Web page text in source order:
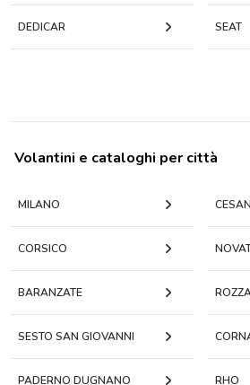
DEDICAR SEAT
Volantini e cataloghi per città
MILANO
CORSICO
BARANZATE
SESTO SAN GIOVANNI
PADERNO DUGNANO RHO